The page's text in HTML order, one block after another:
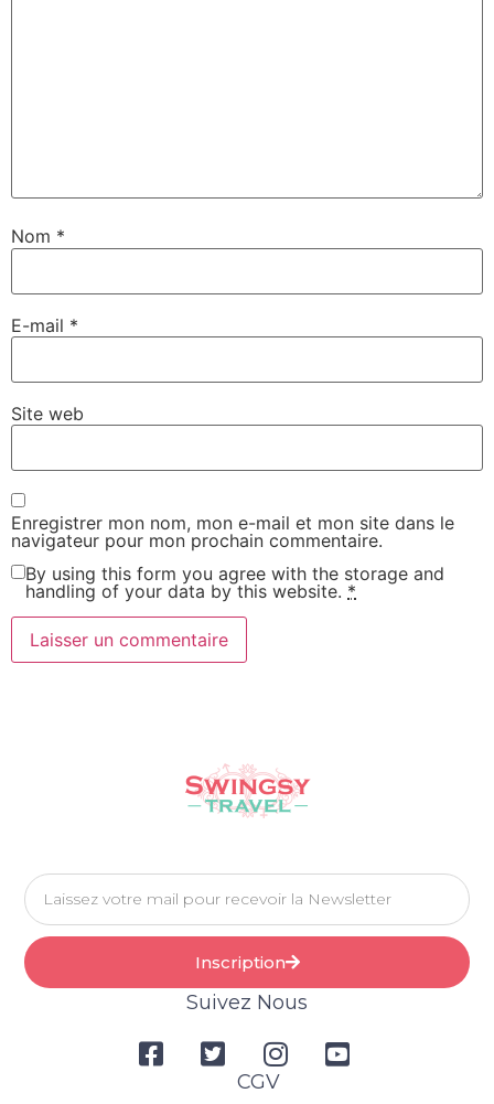
Nom *
E-mail *
Site web
Enregistrer mon nom, mon e-mail et mon site dans le
navigateur pour mon prochain commentaire.
By using this form you agree with the storage and
handling of your data by this website. *
Inscription
Suivez Nous
CGV